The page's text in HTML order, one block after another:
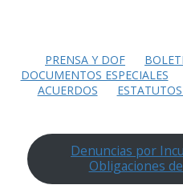
PRENSA Y DOF
DOCUMENTOS ESPECIALES
ACUERDOS
Denuncias por
Obligaciones